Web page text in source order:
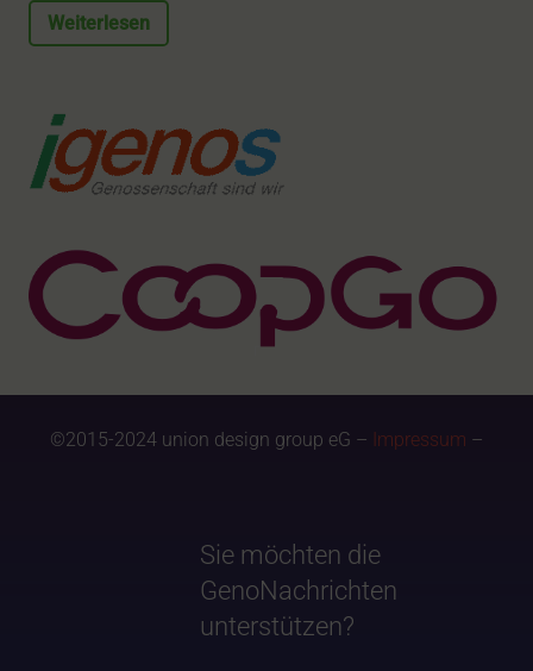
Weiterlesen
©2015-2024 union design group eG – Impressum –
Sie möchten die
GenoNachrichten
unterstützen?